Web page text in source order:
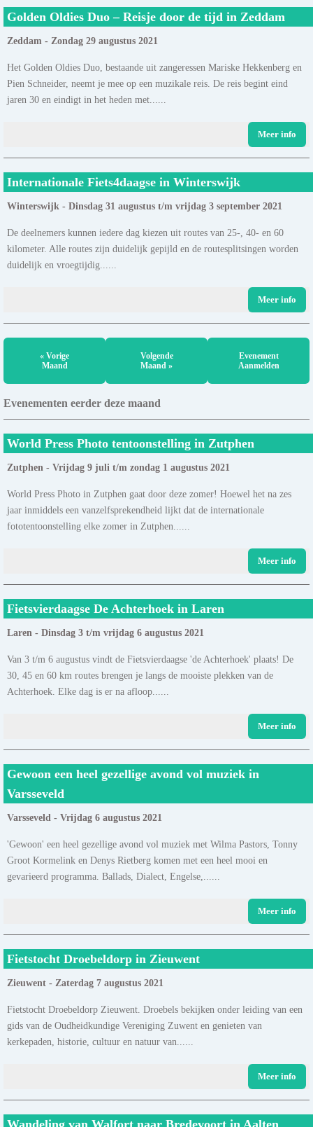
Golden Oldies Duo – Reisje door de tijd in Zeddam
Zeddam - Zondag 29 augustus 2021
Het Golden Oldies Duo, bestaande uit zangeressen Mariske Hekkenberg en
Pien Schneider, neemt je mee op een muzikale reis. De reis begint eind
jaren 30 en eindigt in het heden met......
Meer info
Internationale Fiets4daagse in Winterswijk
Winterswijk - Dinsdag 31 augustus t/m vrijdag 3 september 2021
De deelnemers kunnen iedere dag kiezen uit routes van 25-, 40- en 60
kilometer. Alle routes zijn duidelijk gepijld en de routesplitsingen worden
duidelijk en vroegtijdig......
Meer info
« Vorige
Maand
Volgende
Maand »
Evenement
Aanmelden
Evenementen eerder deze maand
World Press Photo tentoonstelling in Zutphen
Zutphen - Vrijdag 9 juli t/m zondag 1 augustus 2021
World Press Photo in Zutphen gaat door deze zomer! Hoewel het na zes
jaar inmiddels een vanzelfsprekendheid lijkt dat de internationale
fototentoonstelling elke zomer in Zutphen......
Meer info
Fietsvierdaagse De Achterhoek in Laren
Laren - Dinsdag 3 t/m vrijdag 6 augustus 2021
Van 3 t/m 6 augustus vindt de Fietsvierdaagse 'de Achterhoek' plaats! De
30, 45 en 60 km routes brengen je langs de mooiste plekken van de
Achterhoek. Elke dag is er na afloop......
Meer info
Gewoon een heel gezellige avond vol muziek in
Varsseveld
Varsseveld - Vrijdag 6 augustus 2021
'Gewoon' een heel gezellige avond vol muziek met Wilma Pastors, Tonny
Groot Kormelink en Denys Rietberg komen met een heel mooi en
gevarieerd programma. Ballads, Dialect, Engelse,......
Meer info
Fietstocht Droebeldorp in Zieuwent
Zieuwent - Zaterdag 7 augustus 2021
Fietstocht Droebeldorp Zieuwent. Droebels bekijken onder leiding van een
gids van de Oudheidkundige Vereniging Zuwent en genieten van
kerkepaden, historie, cultuur en natuur van......
Meer info
Wandeling van Walfort naar Bredevoort in Aalten